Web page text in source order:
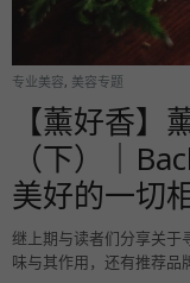
专业美容, 美容专题
【薰好香】
（下）｜
美好的一切
继上期与读者们分享关于
味与其作用，还有推荐品